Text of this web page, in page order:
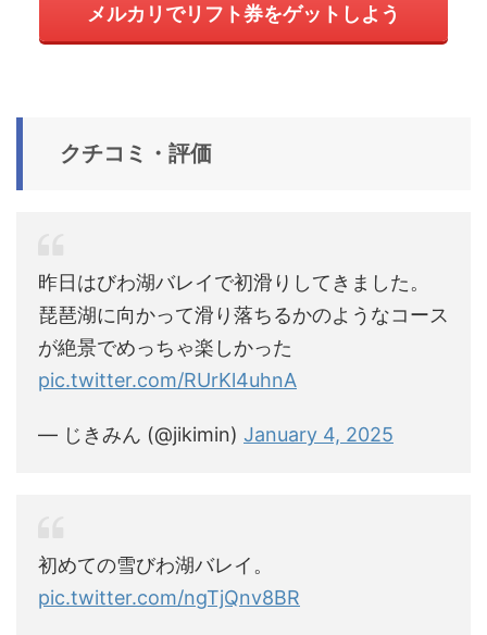
メルカリでリフト券をゲットしよう
クチコミ・評価
昨日はびわ湖バレイで初滑りしてきました。
琵琶湖に向かって滑り落ちるかのようなコース
が絶景でめっちゃ楽しかった
pic.twitter.com/RUrKl4uhnA
— じきみん (@jikimin) January 4, 2025
初めての雪びわ湖バレイ。
pic.twitter.com/ngTjQnv8BR